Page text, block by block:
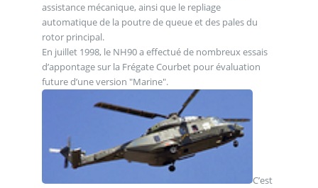
assistance mécanique, ainsi que le repliage
automatique de la poutre de queue et des pales du
rotor principal.
En juillet 1998, le NH90 a effectué de nombreux essais
d’appontage sur la Frégate Courbet pour évaluation
future d’une version "Marine".
C’est